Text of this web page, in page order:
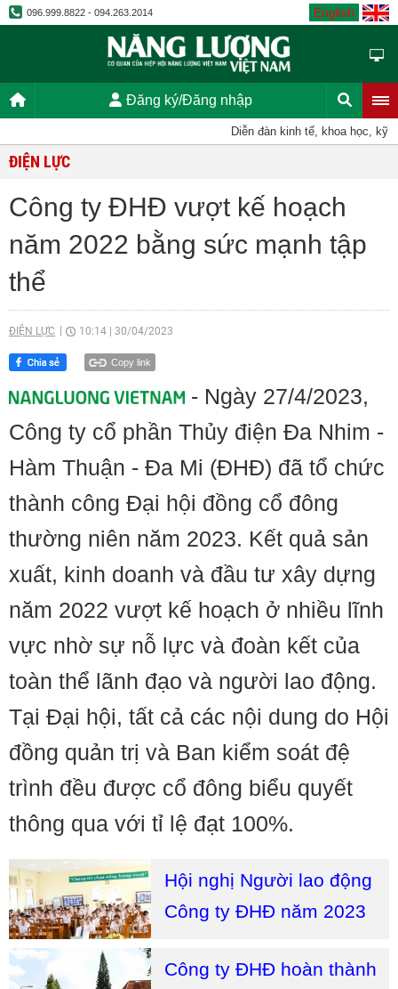
096.999.8822 - 094.263.2014 English
Đăng ký/Đăng nhập
Diễn đàn kinh tế, khoa học, kỹ thuật,
ĐIỆN LỰC
Công ty ĐHĐ vượt kế hoạch
năm 2022 bằng sức mạnh tập
thể
ĐIỆN LỰC 10:14 30/04/2023
Copy link
- Ngày 27/4/2023,
Công ty cổ phần Thủy điện Đa Nhim -
Hàm Thuận - Đa Mi (ĐHĐ) đã tổ chức
thành công Đại hội đồng cổ đông
thường niên năm 2023. Kết quả sản
xuất, kinh doanh và đầu tư xây dựng
năm 2022 vượt kế hoạch ở nhiều lĩnh
vực nhờ sự nỗ lực và đoàn kết của
toàn thể lãnh đạo và người lao động.
Tại Đại hội, tất cả các nội dung do Hội
đồng quản trị và Ban kiểm soát đệ
trình đều được cổ đông biểu quyết
thông qua với tỉ lệ đạt 100%.
Hội nghị Người lao động
Công ty ĐHĐ năm 2023
Công ty ĐHĐ hoàn thành